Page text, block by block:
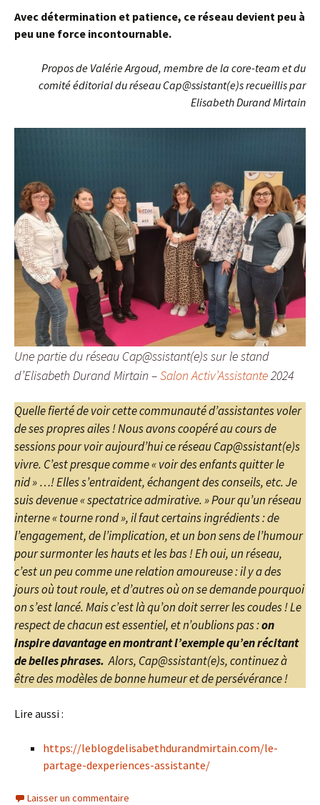
Avec détermination et patience, ce réseau devient peu à
peu une force incontournable.
Propos de Valérie Argoud, membre de la core-team et du
comité éditorial du réseau Cap@ssistant(e)srecueillis par
Elisabeth Durand Mirtain
Une partie du réseau Cap@ssistant(e)s sur le stand
d’Elisabeth Durand Mirtain –Salon Activ’Assistante2024
Quelle fierté de voir cette communauté d’assistantes voler
de ses propres ailes ! Nous avons coopéré au cours de
sessions pour voir aujourd’hui ce réseau Cap@ssistant(e)s
vivre. C’est presque comme « voir des enfants quitter le
nid » …! Elles s’entraident, échangent des conseils, etc. Je
suis devenue « spectatrice admirative. » Pour qu’un réseau
interne « tourne rond », il faut certains ingrédients : de
l’engagement, de l’implication, et un bon sens de l’humour
pour surmonter les hauts et les bas ! Eh oui, un réseau,
c’est un peu comme une relation amoureuse : il y a des
jours où tout roule, et d’autres où on se demande pourquoi
on s’est lancé. Mais c’est là qu’on doit serrer les coudes ! Le
respect de chacun est essentiel, et n’oublions pas :on
inspire davantage en montrant l’exemple qu’en récitant
de belles phrases. Alors, Cap@ssistant(e)s, continuez à
être des modèles de bonne humeur et de persévérance !
Lire aussi :
https://leblogdelisabethdurandmirtain.com/le-
partage-dexperiences-assistante/
Laisser un commentaire